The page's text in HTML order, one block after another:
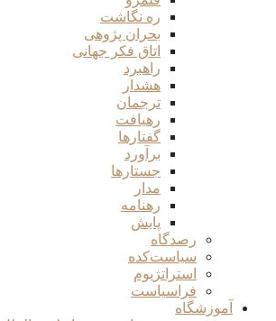
ره نگاشت
بحران پژوهی
اتاق فکر جهانی
راهبرد
هشدار
ترجمان
رهیافت
گفتارها
برآورد
جستارها
مدار
رهنامه
پایش
رصدگاه
سیاست‌کده
استراتژیوم
فراسیاست
آموزشگاه